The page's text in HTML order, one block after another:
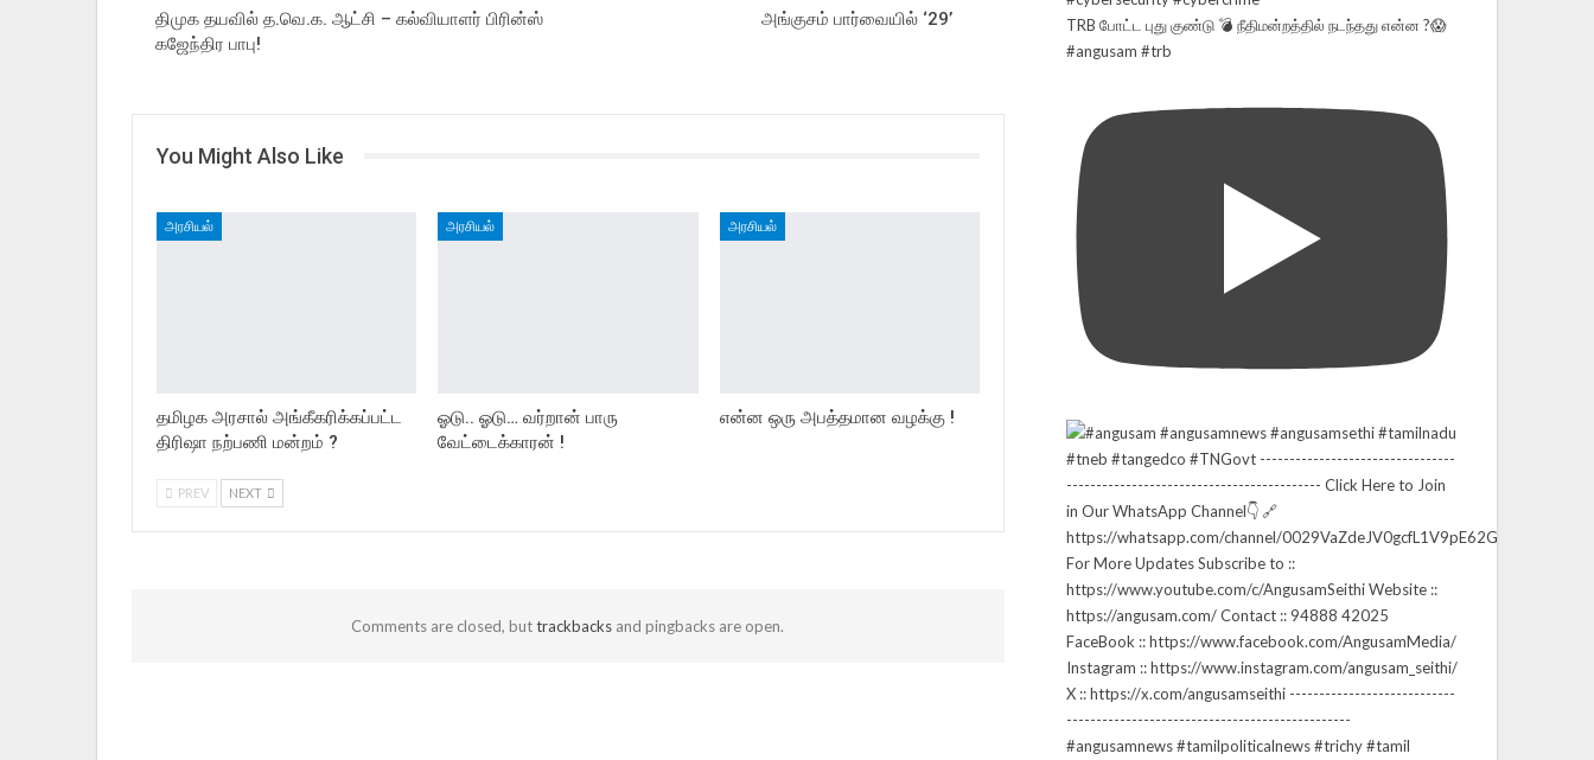
திமுக தயவில் த.வெ.க. ஆட்சி – கல்வியாளர் பிரின்ஸ்
கஜேந்திர பாபு!
அங்குசம் பார்வையில் ‘29’
You Might Also Like
அரசியல்
தமிழக அரசால் அங்கீகரிக்கப்பட்ட
திரிஷா நற்பணி மன்றம் ?
அரசியல்
ஓடு.. ஓடு… வர்றான் பாரு
வேட்டைக்காரன் !
அரசியல்
என்ன ஒரு அபத்தமான வழக்கு !
PREV NEXT
Comments are closed, buttrackbacks and pingbacks are open.
TRB போட்ட புது குண்டு 💣 நீதிமன்றத்தில் நடந்தது என்ன ?😱
#angusam #trb